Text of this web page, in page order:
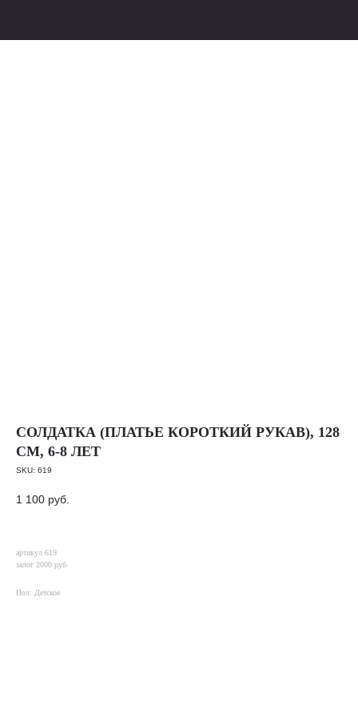
СОЛДАТКА (ПЛАТЬЕ КОРОТКИЙ РУКАВ), 128
СМ, 6-8 ЛЕТ
SKU: 619
1 100 руб.
артикул 619
залог 2000 руб.
Пол: Детское